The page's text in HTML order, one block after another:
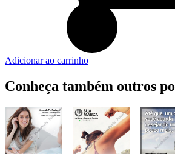
Adicionar ao carrinho
Conheça também outros